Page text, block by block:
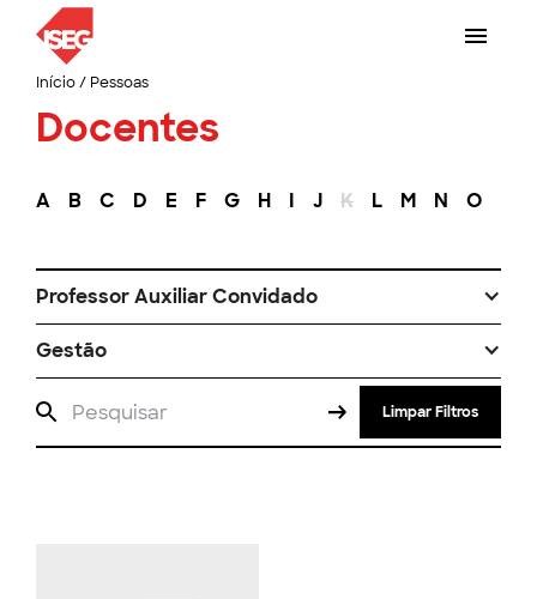
Início/ Pessoas
Docentes
A B C D E F G H I J K L M N O
Professor Auxiliar Convidado
Gestão
Limpar Filtros